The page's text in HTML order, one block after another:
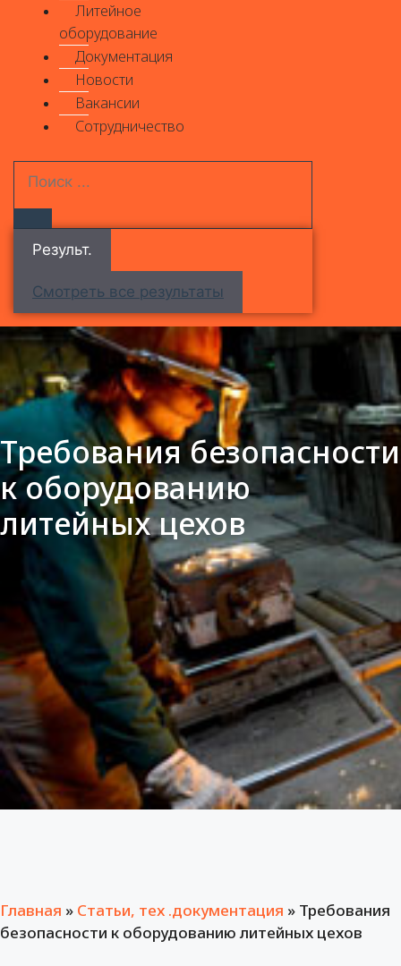
Литейное
оборудование
Документация
Новости
Вакансии
Сотрудничество
Результ.
Смотреть все результаты
Требования безопасности
к оборудованию
литейных цехов
Главная » Статьи, тех .документация » Требования
безопасности к оборудованию литейных цехов